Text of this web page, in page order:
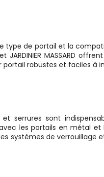
type de portail et la
MASSARD
robustes et faciles à
serrures sont
les portails en métal et
systèmes de verrouillage